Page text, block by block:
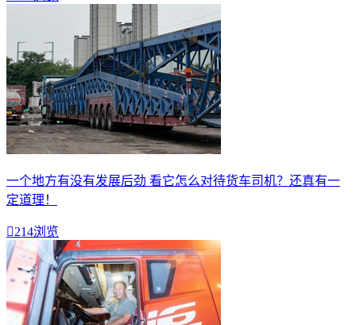
一个地方有没有发展后劲 看它怎么对待货车司机？还真有一
定道理！
214浏览